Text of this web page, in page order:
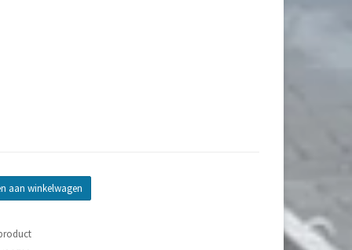
aan winkelwagen